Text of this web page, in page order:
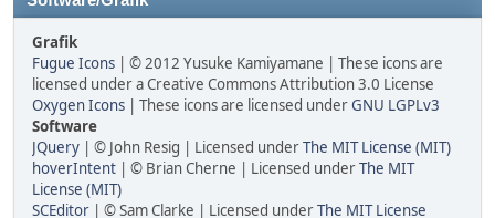
Grafik
Fugue Icons | © 2012 Yusuke Kamiyamane | These icons are
licensed under a Creative Commons Attribution 3.0 License
Oxygen Icons | These icons are licensed underGNU LGPLv3
Software
JQuery | © John Resig | Licensed underThe MIT License (MIT)
hoverIntent | © Brian Cherne | Licensed underThe MIT
License (MIT)
SCEditor | © Sam Clarke | Licensed underThe MIT License